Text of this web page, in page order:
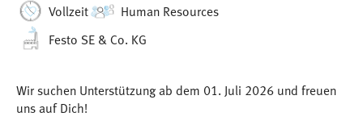
Vollzeit
Human Resources
Festo SE & Co. KG
Wir suchen Unterstützung ab dem 01. Juli 2026 und freuen
uns auf Dich!